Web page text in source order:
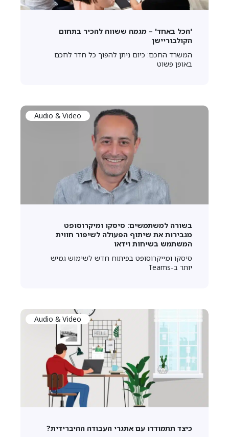
'הכל באחד' – מגמה ששווה להכיר בתחום
הקולבוריישן
המשרד החכם: כיום ניתן להפוך כל חדר לחכם
באופן פשוט
Audio & Video
בשורה למשתמשים: סיסקו ומיקרוסופט
מגבירות את שיתוף הפעולה לשיפור חווית
המשתמש בשיחות וידאו
סיסקו ומייקרוסופט בפיתוח חדש לשימוש גמיש
יותר ב-Teams
Audio & Video
כיצד תתמודדו עם אתגרי העבודה ההיברידית?